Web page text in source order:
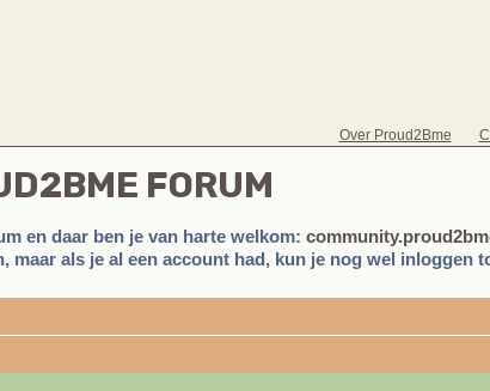
Over Proud2Bme
FORUM
en daar ben je van harte welkom:
maar als je al een account had, kun je nog wel inloggen